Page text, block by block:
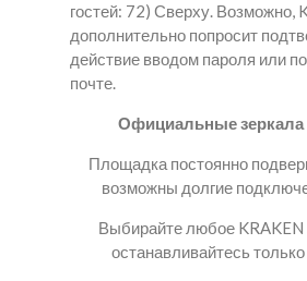
гостей: 72) Сверху. Возможно,
дополнительно попросит
действие вводом пароля или
почте.
Официальные зеркала
Площадка постоянно
возможны долгие
Выбирайте любое KRAKEN
останавливайтесь